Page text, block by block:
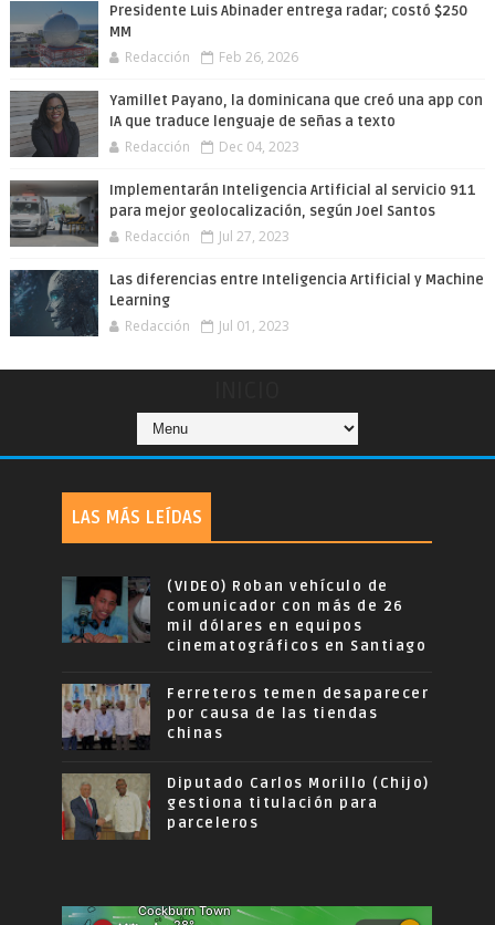
Presidente Luis Abinader entrega radar; costó $250
MM
Redacción Feb 26, 2026
Yamillet Payano, la dominicana que creó una app con
IA que traduce lenguaje de señas a texto
Redacción Dec 04, 2023
Implementarán Inteligencia Artificial al servicio 911
para mejor geolocalización, según Joel Santos
Redacción Jul 27, 2023
Las diferencias entre Inteligencia Artificial y Machine
Learning
Redacción Jul 01, 2023
LAS MÁS LEÍDAS
(VIDEO) Roban vehículo de
comunicador con más de 26
mil dólares en equipos
cinematográficos en Santiago
Ferreteros temen desaparecer
por causa de las tiendas
chinas
Diputado Carlos Morillo (Chijo)
gestiona titulación para
parceleros